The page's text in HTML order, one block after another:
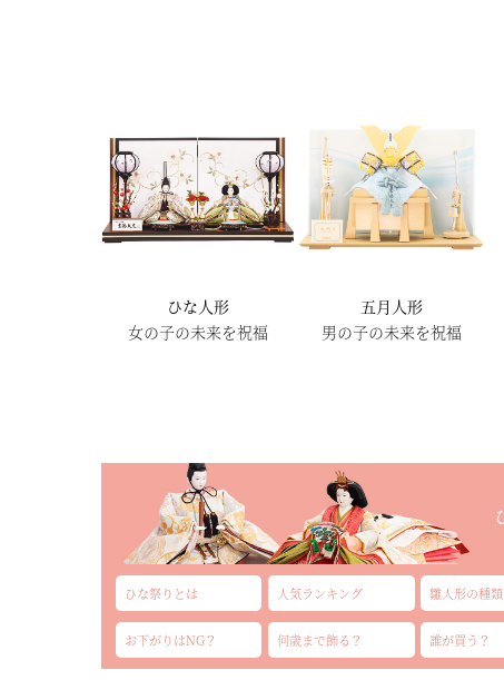
ひな人形
女の子の未来を祝福
五月人形
男の子の未来を祝福
ひな祭りとは 人気ランキング 雛人形の種類
お下がりはNG？ 何歳まで飾る？ 誰が買う？